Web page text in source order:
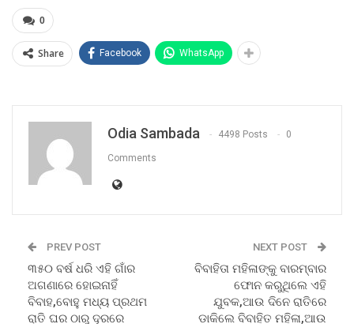
0
Share Facebook WhatsApp
Odia Sambada 4498 Posts 0
Comments
PREV POST
୩୫୦ ବର୍ଷ ଧରି ଏହି ଗାଁର
ଅଗଣାରେ ହୋଇନାହିଁ
ବିବାହ,ବୋହୁ ମଧ୍ୟ ପ୍ରଥମ
ରାତି ଘର ଠାରୁ ଦୂରରେ
NEXT POST
ବିବାହିତା ମହିଳାଙ୍କୁ ବାରମ୍ବାର
ଫୋନ କରୁଥିଲେ ଏହି
ଯୁବକ,ଆଉ ଦିନେ ରାତିରେ
ଡାକିଲେ ବିବାହିତ ମହିଳା,ଆଉ